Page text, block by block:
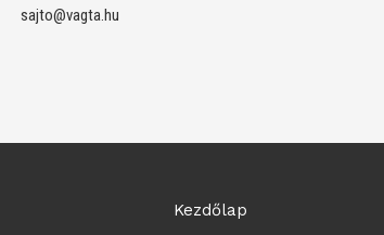
sajto@vagta.hu
Kezdőlap